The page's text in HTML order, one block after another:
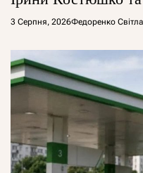
арештувати її
3 Серпня, 2026Федоренко